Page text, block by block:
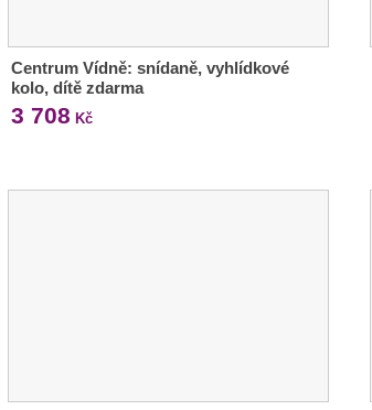
Centrum Vídně: snídaně, vyhlídkové
kolo, dítě zdarma
3 708 Kč